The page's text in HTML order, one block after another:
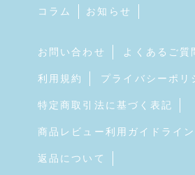
コラム お知らせ
お問い合わせ よくあるご質
利用規約 プライバシーポリ
特定商取引法に基づく表記
商品レビュー利用ガイドライン
返品について